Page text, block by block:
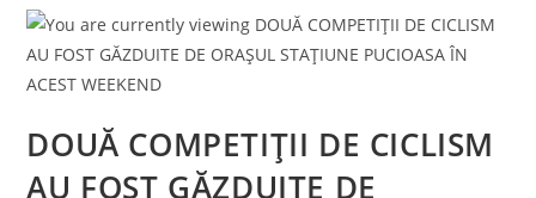
DOUĂ COMPETIȚII DE CICLISM
AU FOST GĂZDUITE DE